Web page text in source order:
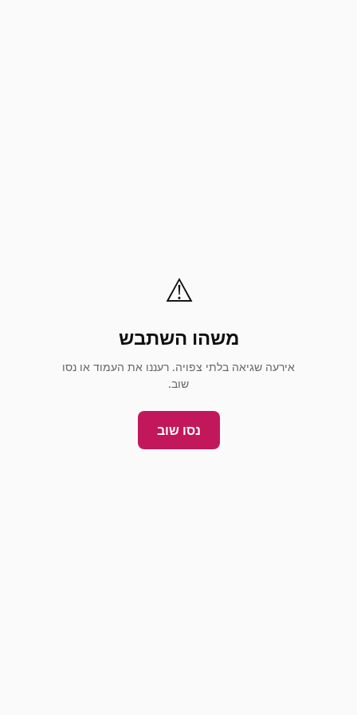
⚠️
משהו השתבש
אירעה שגיאה בלתי צפויה. רעננו את העמוד או נסו
שוב.
נסו שוב